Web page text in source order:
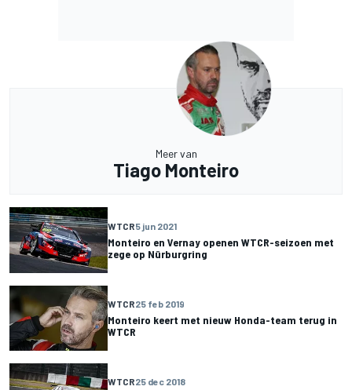
Meer van
Tiago Monteiro
WTCR5 jun 2021
Monteiro en Vernay openen WTCR-seizoen met
zege op Nürburgring
WTCR25 feb 2019
Monteiro keert met nieuw Honda-team terug in
WTCR
WTCR25 dec 2018